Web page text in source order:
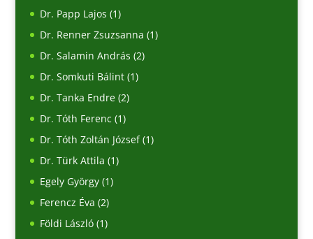
Dr. Papp Lajos (1)
Dr. Renner Zsuzsanna (1)
Dr. Salamin András (2)
Dr. Somkuti Bálint(1)
Dr. Tanka Endre(2)
Dr. Tóth Ferenc (1)
Dr. Tóth Zoltán József(1)
Dr. Türk Attila (1)
Egely György(1)
Ferencz Éva (2)
Földi László(1)